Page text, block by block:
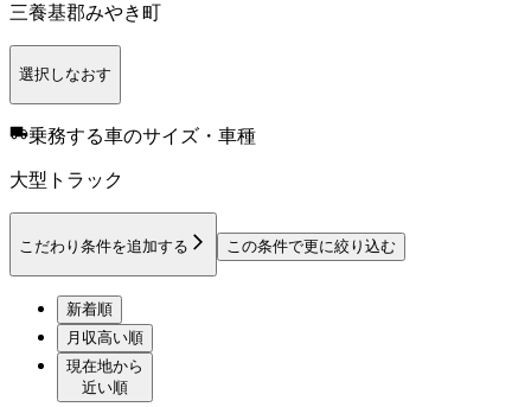
三養基郡みやき町
選択しなおす
乗務する車のサイズ・車種
大型トラック
こだわり条件を追加する この条件で更に絞り込む
新着順
月収高い順
現在地から
近い順